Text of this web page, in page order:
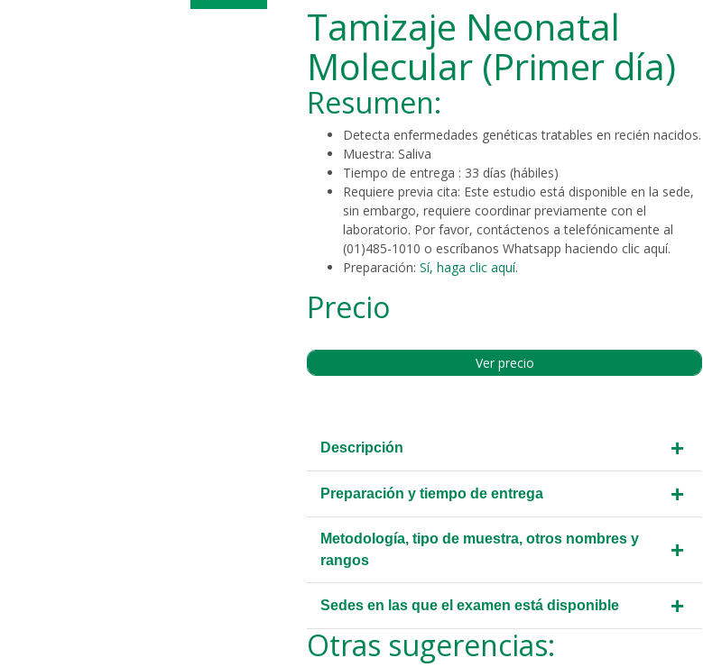
Tamizaje Neonatal
Molecular (Primer día)
Resumen:
Detecta enfermedades genéticas tratables en recién nacidos.
Muestra: Saliva
Tiempo de entrega : 33 días (hábiles)
Requiere previa cita: Este estudio está disponible en la sede,
sin embargo, requiere coordinar previamente con el
laboratorio. Por favor, contáctenos a telefónicamente al
(01)485-1010 o escríbanos Whatsapp haciendo clic aquí.
Preparación:Sí, haga clic aquí.
Precio
Ver precio
Descripción +
Preparación y tiempo de entrega +
Metodología, tipo de muestra, otros nombres y
rangos
+
Sedes en las que el examen está disponible +
Otras sugerencias: